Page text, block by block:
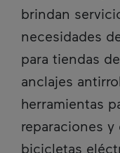
brindan
necesidades
para tiendas
anclajes
herramientas
reparaciones y
bicicletas